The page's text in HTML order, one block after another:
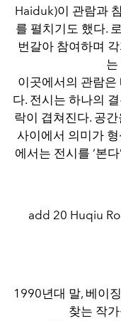
Haiduk)이 관람과
를 펼치기도 했다.
번갈아 참여하며
는
이곳에서의 관람은
다. 전시는 하나의
락이 겹쳐진다. 공
사이에서 의미가
에서는 전시를 ‘본
add 20 Huqiu
1990년대 말, 베이
찾는 작